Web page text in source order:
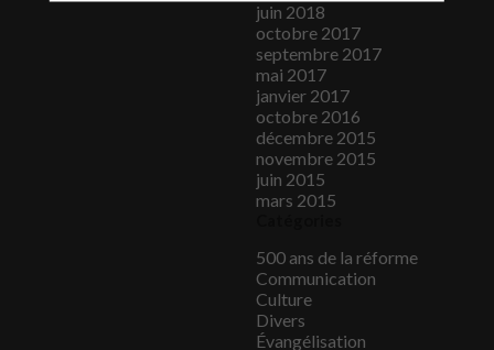
juin 2018
octobre 2017
septembre 2017
mai 2017
janvier 2017
octobre 2016
décembre 2015
novembre 2015
juin 2015
mars 2015
500 ans de la réforme
Communication
Culture
Divers
Évangélisation